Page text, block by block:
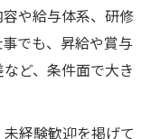
や給与体系、研修
でも、昇給や賞与
ど、条件面で大き
経験歓迎を掲げて